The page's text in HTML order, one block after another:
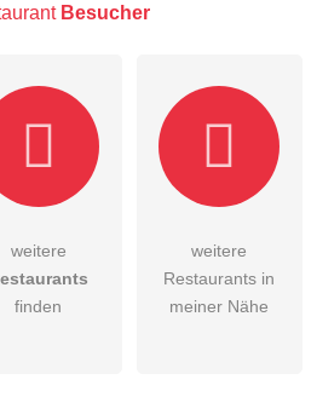
veröffentlicht)
dieAGB
habe ich zur Kenntnis genommen.
Besucher
weitere
finden
weitere
Restaurants in
meiner Nähe